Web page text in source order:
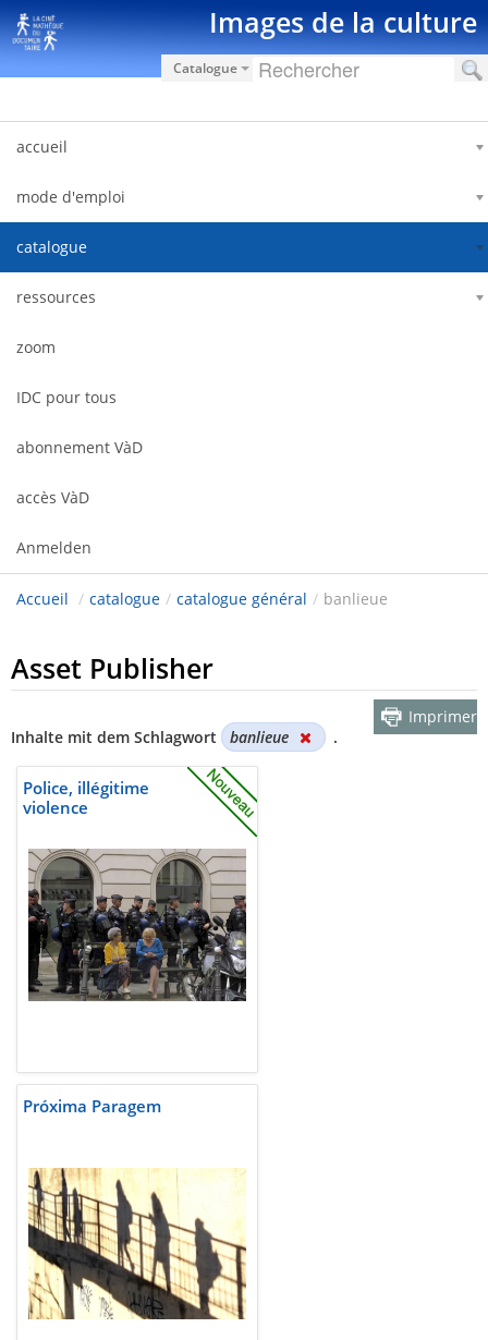
Zum Inhalt wechseln Images de la culture
Catalogue
accueil
mode d'emploi
catalogue
ressources
zoom
IDC pour tous
abonnement VàD
accès VàD
Anmelden
Accueil / catalogue / catalogue général / banlieue
Asset Publisher
Inhalte mit dem Schlagwort banlieue .
Imprimer
Police, illégitime
violence
Próxima Paragem